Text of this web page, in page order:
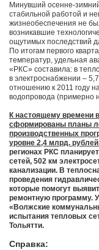
Минувший осенне-
стабильной работой и
жизнеобеспечения не
возникавшие
ощутимых последствий
По итогам первого
температур, удельная
«РКС» составила: в
в электроснабжении –
отношению к 2011 году
водопровода (примерно
К настоящему времени
сформированы планы
производственных
уровне 2,4 млрд.
регионах РКС
сетей, 502 км
канализации. В
проведения
которые помогут
ремонтную программу.
«Волжские
испытания тепловых
Тольятти.
Справка: